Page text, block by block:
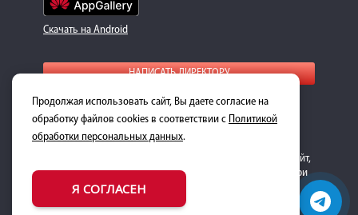
Скачать на Android
НАПИСАТЬ ДИРЕКТОРУ
Для получения подробной информации о стоимости
ремонта и запасных частей, пожалуйста, обращайтесь к
менеджерам-консультантам.
Обращаем ваше внимание на то, что данный интернет-сайт,
носит исключительно информационный характер и ни при
каких условиях не является публичной офертой,
определяемой положениями Статьи 437 Гражданского
Продолжая использовать сайт, Вы даете согласие на
обработку файлов cookies в соответствии с Политикой
обработки персональных данных.
Я СОГЛАСЕН